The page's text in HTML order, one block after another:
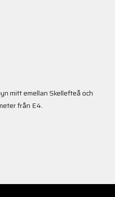
mitt emellan Skellefteå och
från E4.